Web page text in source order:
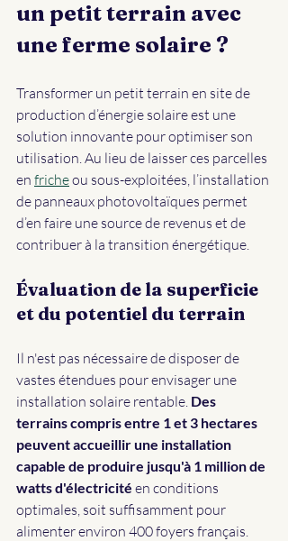
un petit terrain avec
une ferme solaire ?
Transformer un petit terrain en site de
production d’énergie solaire est une
solution innovante pour optimiser son
utilisation. Au lieu de laisser ces parcelles
en friche ou sous-exploitées, l’installation
de panneaux photovoltaïques permet
d’en faire une source de revenus et de
contribuer à la transition énergétique.
Évaluation de la superficie
et du potentiel du terrain
Il n'est pas nécessaire de disposer de
vastes étendues pour envisager une
installation solaire rentable. Des
terrains compris entre 1 et 3 hectares
peuvent accueillir une installation
capable de produire jusqu'à 1 million de
watts d'électricité en conditions
optimales, soit suffisamment pour
alimenter environ 400 foyers français.